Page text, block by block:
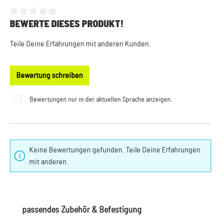
Durchschnittliche Bewertung von 0 von 5 Sternen
BEWERTE DIESES PRODUKT!
Teile Deine Erfahrungen mit anderen Kunden.
Bewertung schreiben
Bewertungen nur in der aktuellen Sprache anzeigen.
Keine Bewertungen gefunden. Teile Deine Erfahrungen
mit anderen.
Produktgalerie überspringen
passendes Zubehör & Befestigung